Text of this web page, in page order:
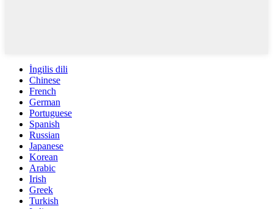
İngilis dili
Chinese
French
German
Portuguese
Spanish
Russian
Japanese
Korean
Arabic
Irish
Greek
Turkish